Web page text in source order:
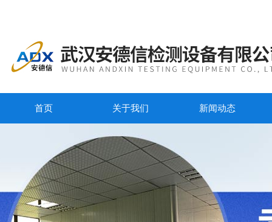
首页 关于我们 新闻动态